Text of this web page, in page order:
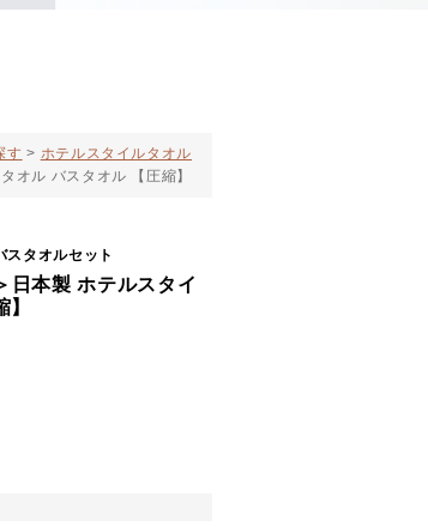
す
ホテルスタイルタオル
オル バスタオル 【圧縮】
スタオルセット
日本製 ホテルスタイ